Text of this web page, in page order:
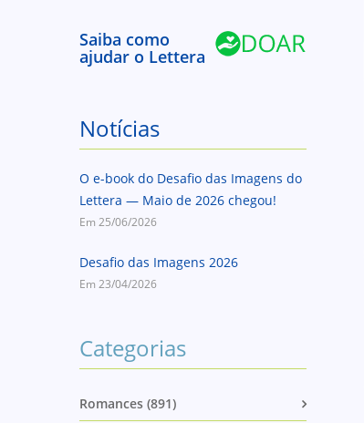
Saiba como
ajudar o Lettera
Notícias
O e-book do Desafio das Imagens do
Lettera — Maio de 2026 chegou!
Em 25/06/2026
Desafio das Imagens 2026
Em 23/04/2026
Categorias
Romances (891)